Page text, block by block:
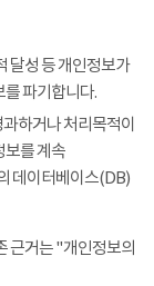
달성 등 개인정보가
파기합니다.
하거나 처리목적이
보를 계속
데이터베이스(DB)
근거는 "개인정보의